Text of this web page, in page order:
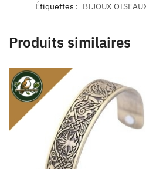
Étiquettes : BIJOUX
Produits similaires